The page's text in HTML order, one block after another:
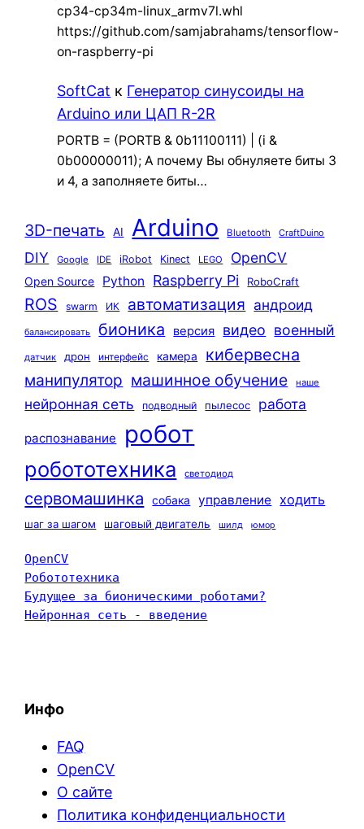
cp34-cp34m-linux_armv7l.whl
https://github.com/samjabrahams/tensorflow-
on-raspberry-pi
SoftCat к Генератор синусоиды на
Arduino или ЦАП R-2R
PORTB = (PORTB & 0b11100111) | (i &
0b00000011); А почему Вы обнуляете биты 3
и 4, а заполняете биты…
3D-печать AI Arduino Bluetooth CraftDuino
DIY Google IDE iRobot Kinect LEGO OpenCV
Open Source Python Raspberry Pi RoboCraft
ROS swarm ИК автоматизация андроид
балансировать бионика версия видео военный
датчик дрон интерфейс камера кибервесна
манипулятор машинное обучение наше
нейронная сеть подводный пылесос работа
распознавание робот
робототехника светодиод
сервомашинка собака управление ходить
шаг за шагом шаговый двигатель шилд юмор
OpenCV
Робототехника
Будущее за бионическими роботами?
Нейронная сеть - введение
Инфо
FAQ
OpenCV
О сайте
Политика конфиденциальности